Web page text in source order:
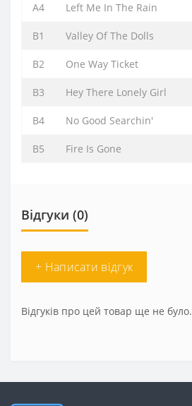
A4 Left Me In The Rain
B1 Valley Of The Dolls
B2 One Way Ticket
B3 Hey There Lonely Girl
B4 No Good Searchin'
B5 Fire Is Gone
Відгуки (0)
+ Написати відгук
Відгуків про цей товар ще не було.